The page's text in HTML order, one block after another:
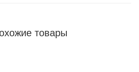
товары